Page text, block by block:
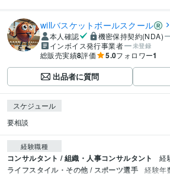
willバスケットボールスクール
本人確認 機密保持契約(NDA)
インボイス発行事業者 未登録
総販売実績8評価 5.0フォロワー1
出品者に質問
スケジュール
要相談
経験職種
コンサルタント / 組織・人事コンサルタント 経
ライフスタイル・その他 / スポーツ選手 経験年